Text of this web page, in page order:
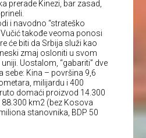
prerade Kinezi, bar zasad,
i navodno “strateško
takođe veoma ponosi
će biti da Srbija služi kao
zmaj osloniti u svom
Uostalom, “gabariti” dve
sebe: Kina – površina 9,6
milijardu i 400
domaći proizvod 14.300
km2 (bez Kosova
stanovnika, BDP 50